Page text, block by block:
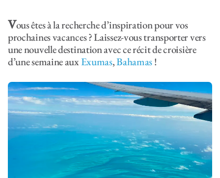
Vous êtes à la recherche d’inspiration pour vos
prochaines vacances ? Laissez-vous transporter vers
une nouvelle destination avec ce récit de croisière
d’une semaine auxExumas,Bahamas!